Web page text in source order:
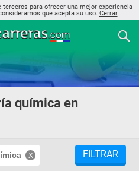
para ofrecer una mejor experiencia
que acepta su uso. Cerrar
química en
FILTRAR